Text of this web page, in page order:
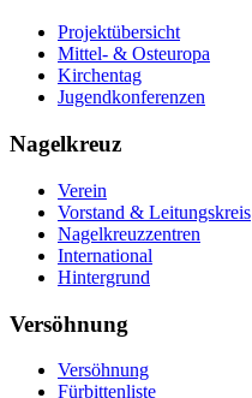
Projektübersicht
Mittel- & Osteuropa
Kirchentag
Jugendkonferenzen
Nagelkreuz
Verein
Vorstand & Leitungskreis
Nagelkreuzzentren
International
Hintergrund
Versöhnung
Versöhnung
Fürbittenliste